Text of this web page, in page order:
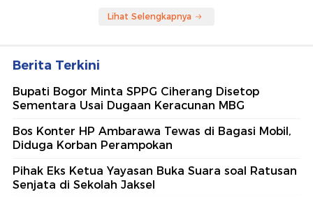
Lihat Selengkapnya
Berita Terkini
Bupati Bogor Minta SPPG Ciherang Disetop
Sementara Usai Dugaan Keracunan MBG
Bos Konter HP Ambarawa Tewas di Bagasi Mobil,
Diduga Korban Perampokan
Pihak Eks Ketua Yayasan Buka Suara soal Ratusan
Senjata di Sekolah Jaksel